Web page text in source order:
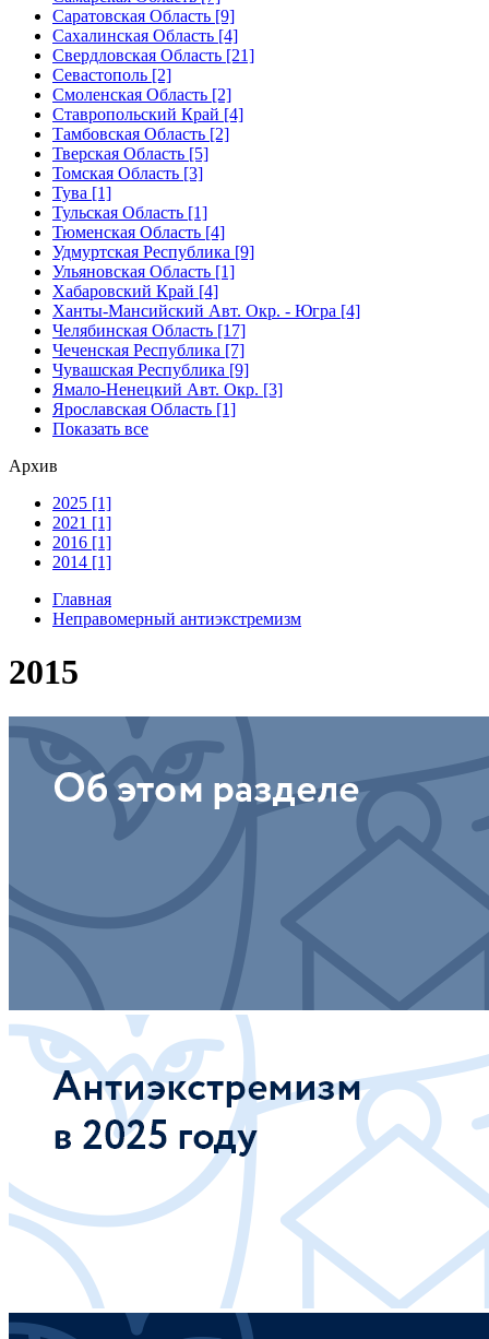
Саратовская Область [9]
Сахалинская Область [4]
Свердловская Область [21]
Севастополь [2]
Смоленская Область [2]
Ставропольский Край [4]
Тамбовская Область [2]
Тверская Область [5]
Томская Область [3]
Тува [1]
Тульская Область [1]
Тюменская Область [4]
Удмуртская Республика [9]
Ульяновская Область [1]
Хабаровский Край [4]
Ханты-Мансийский Авт. Окр. - Югра [4]
Челябинская Область [17]
Чеченская Республика [7]
Чувашская Республика [9]
Ямало-Ненецкий Авт. Окр. [3]
Ярославская Область [1]
Показать все
Архив
2025 [1]
2021 [1]
2016 [1]
2014 [1]
Главная
Неправомерный антиэкстремизм
2015